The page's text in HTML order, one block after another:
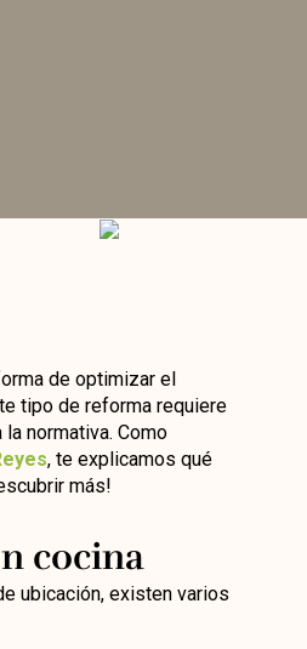
de optimizar el
tipo de reforma requiere
normativa. Como
, te explicamos qué
más!
cocina
ubicación, existen varios